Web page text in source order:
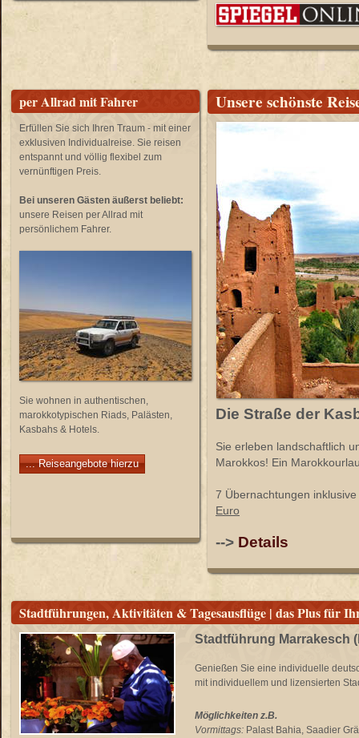
per Allrad mit Fahrer
Erfüllen Sie sich Ihren Traum - mit einer
exklusiven Individualreise. Sie reisen
entspannt und völlig flexibel zum
vernünftigen Preis.
Bei unseren Gästen äußerst beliebt:
unsere Reisen per Allrad mit
persönlichem Fahrer.
Sie wohnen in authentischen,
marokkotypischen Riads, Palästen,
Kasbahs & Hotels.
... Reiseangebote hierzu
Unsere schönste
Die Straße der
Sie erleben landschaftlich
Marokkos! Ein
7 Übernachtungen
Euro
--> Details
Stadtführungen, Aktivitäten & Tagesausflüge | das Plus für
Stadtführung Marrakesch
Genießen Sie eine individuelle
mit individuellem und lizensierten
Möglichkeiten z.B.
Vormittags: Palast Bahia, Saadier